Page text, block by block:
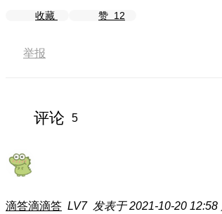
收藏 赞 12
举报
评论 5
滴答滴滴答 LV7 发表于 2021-10-20 12:58